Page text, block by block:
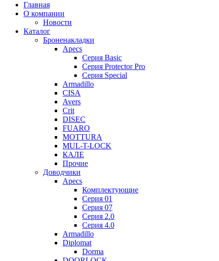
Главная
О компании
Новости
Каталог
Броненакладки
Apecs
Серия Basic
Серия Protector Pro
Серия Special
Armadillo
CISA
Avers
Crit
DISEC
FUARO
MOTTURA
MUL-T-LOCK
КАЛЕ
Прочие
Доводчики
Apecs
Комплектующие
Серия 01
Серия 07
Серия 2.0
Серия 4.0
Armadillo
Diplomat
Dorma